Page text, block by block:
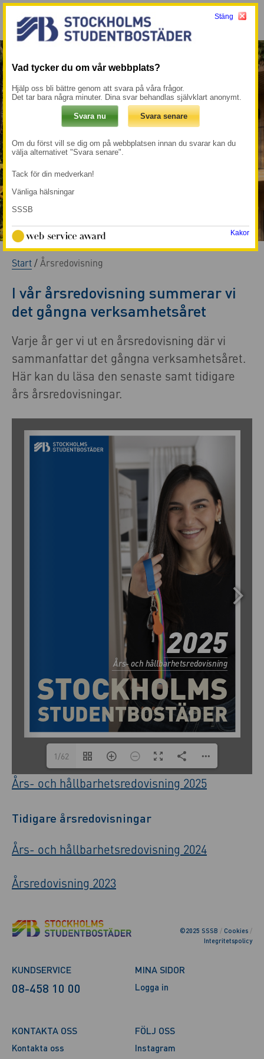
Mina sidor → Meny
Start/Årsredovisning
I vår årsredovisning summerar vi
det gångna verksamhetsåret
Varje år ger vi ut en årsredovisning där vi
sammanfattar det gångna verksamhetsåret.
Här kan du läsa den senaste samt tidigare
års årsredovisningar.
1/62
Års- och hållbarhetsredovisning 2025
Tidigare årsredovisningar
Års- och hållbarhetsredovisning 2024
Årsredovisning 2023
©2025 SSSB / Cookies /
Integritetspolicy
KUNDSERVICE
08-458 10 00
MINA SIDOR
Logga in
KONTAKTA OSS
Kontakta oss
FÖLJ OSS
Instagram
Stäng
Vad tycker du om vår webbplats?
Hjälp oss bli bättre genom att svara på våra frågor.
Det tar bara några minuter. Dina svar behandlas självklart anonymt.
Om du först vill se dig om på webbplatsen innan du svarar kan du
välja alternativet "Svara senare".
Tack för din medverkan!
Vänliga hälsningar
SSSB
Kakor